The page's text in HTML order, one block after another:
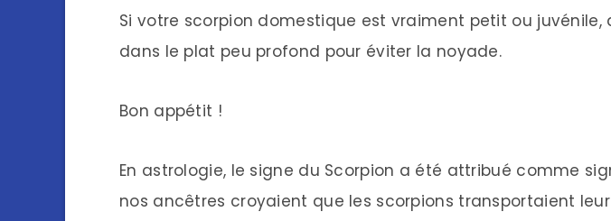
Si votre scorpion domestique est vraiment petit ou juvénile,
dans le plat peu profond pour éviter la noyade.
Bon appétit !
En astrologie, le signe du Scorpion a été attribué comme
nos ancêtres croyaient que les scorpions transportaient